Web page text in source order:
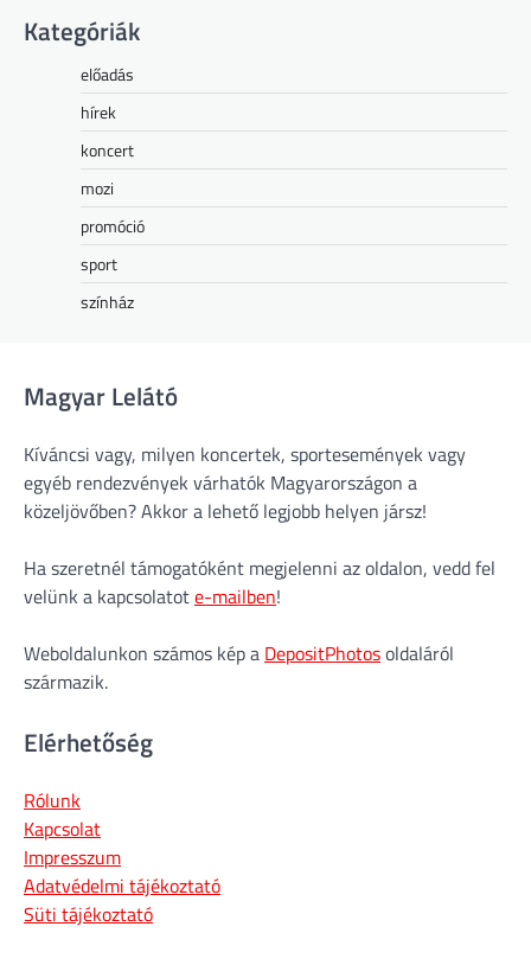
Kategóriák
előadás
hírek
koncert
mozi
promóció
sport
színház
Magyar Lelátó
Kíváncsi vagy, milyen koncertek, sportesemények vagy
egyéb rendezvények várhatók Magyarországon a
közeljövőben? Akkor a lehető legjobb helyen jársz!
Ha szeretnél támogatóként megjelenni az oldalon, vedd fel
velünk a kapcsolatote-mailben!
Weboldalunkon számos kép a DepositPhotosoldaláról
származik.
Elérhetőség
Rólunk
Kapcsolat
Impresszum
Adatvédelmi tájékoztató
Süti tájékoztató